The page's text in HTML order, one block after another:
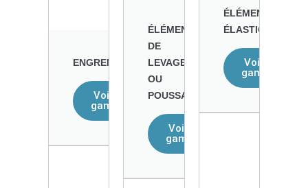
ENGRENAGES
Voir la
gamme
ÉLÉMENTS
DE
LEVAGE
OU
POUSSAGE
Voir la
gamme
ÉLÉMENTS
ÉLASTIQUES
Voir la
gamme